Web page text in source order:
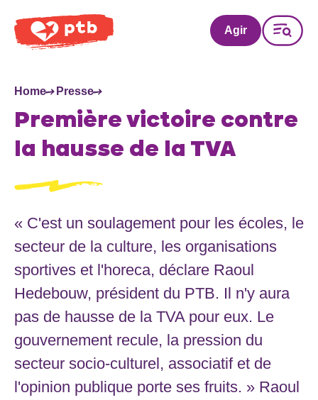
PTB
Agir
Home Presse
Première victoire contre
la hausse de la TVA
« C'est un soulagement pour les écoles, le
secteur de la culture, les organisations
sportives et l'horeca, déclare Raoul
Hedebouw, président du PTB. Il n'y aura
pas de hausse de la TVA pour eux. Le
gouvernement recule, la pression du
secteur socio-culturel, associatif et de
l'opinion publique porte ses fruits. » Raoul